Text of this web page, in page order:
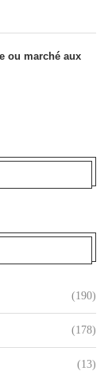
ou marché aux
(190)
(178)
(13)